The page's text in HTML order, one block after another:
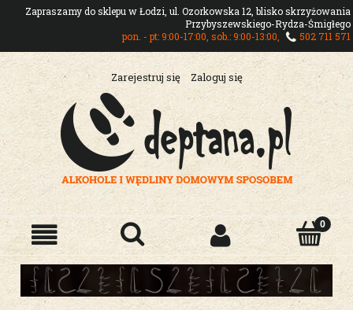
Zapraszamy do sklepu w Łodzi, ul. Ozorkowska 12, blisko skrzyżowania
Przybyszewskiego-Rydza-Śmigłego
pon. - pt: 9:00-17:00, sob.: 9:00-13:00,
502 711 571
Zarejestruj się Zaloguj się